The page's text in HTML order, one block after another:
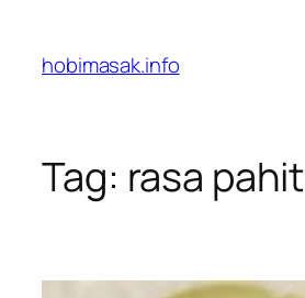
content
hobimasak.info
Tag: rasa pahit